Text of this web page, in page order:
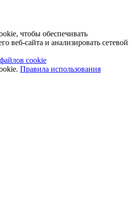
чтобы обеспечивать
веб-сайта и анализировать сетевой
cookie
Правила использования